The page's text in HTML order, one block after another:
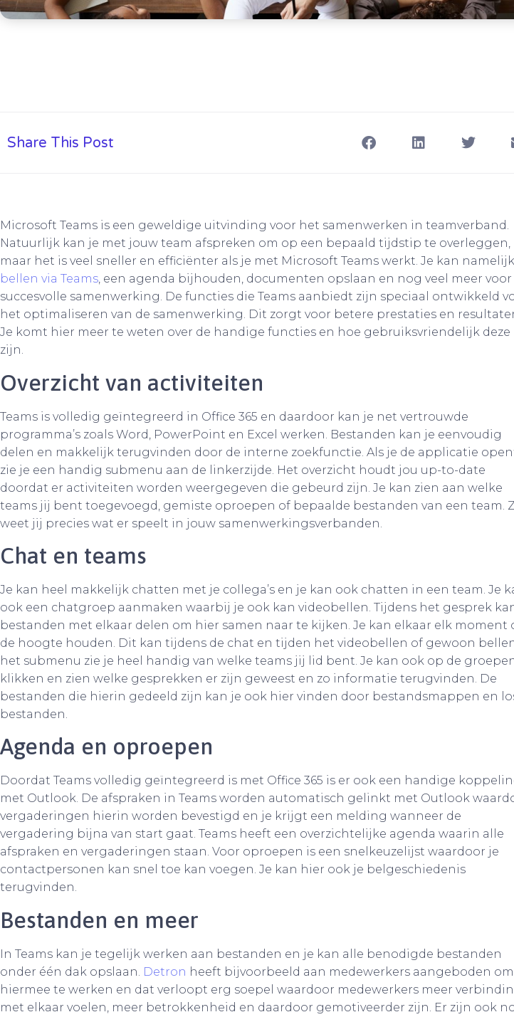
Share This Post
Microsoft Teams is een geweldige uitvinding voor het samenwerken in teamverband.
Natuurlijk kan je met jouw team afspreken om op een bepaald tijdstip te overleggen,
maar het is veel sneller en efficiënter als je met Microsoft Teams werkt. Je kan namelijk
bellen via Teams, een agenda bijhouden, documenten opslaan en nog veel meer voor
succesvolle samenwerking. De functies die Teams aanbiedt zijn speciaal ontwikkeld
het optimaliseren van de samenwerking. Dit zorgt voor betere prestaties en
Je komt hier meer te weten over de handige functies en hoe gebruiksvriendelijk deze
zijn.
Overzicht van activiteiten
Teams is volledig geïntegreerd in Office 365 en daardoor kan je net vertrouwde
programma’s zoals Word, PowerPoint en Excel werken. Bestanden kan je eenvoudig
delen en makkelijk terugvinden door de interne zoekfunctie. Als je de applicatie
zie je een handig submenu aan de linkerzijde. Het overzicht houdt jou up-to-date
doordat er activiteiten worden weergegeven die gebeurd zijn. Je kan zien aan welke
teams jij bent toegevoegd, gemiste oproepen of bepaalde bestanden van een team.
weet jij precies wat er speelt in jouw samenwerkingsverbanden.
Chat en teams
Je kan heel makkelijk chatten met je collega’s en je kan ook chatten in een team. Je
ook een chatgroep aanmaken waarbij je ook kan videobellen. Tijdens het gesprek
bestanden met elkaar delen om hier samen naar te kijken. Je kan elkaar elk moment
de hoogte houden. Dit kan tijdens de chat en tijden het videobellen of gewoon
het submenu zie je heel handig van welke teams jij lid bent. Je kan ook op de
klikken en zien welke gesprekken er zijn geweest en zo informatie terugvinden. De
bestanden die hierin gedeeld zijn kan je ook hier vinden door bestandsmappen en
bestanden.
Agenda en oproepen
Doordat Teams volledig geïntegreerd is met Office 365 is er ook een handige
met Outlook. De afspraken in Teams worden automatisch gelinkt met Outlook
vergaderingen hierin worden bevestigd en je krijgt een melding wanneer de
vergadering bijna van start gaat. Teams heeft een overzichtelijke agenda waarin alle
afspraken en vergaderingen staan. Voor oproepen is een snelkeuzelijst waardoor je
contactpersonen kan snel toe kan voegen. Je kan hier ook je belgeschiedenis
terugvinden.
Bestanden en meer
In Teams kan je tegelijk werken aan bestanden en je kan alle benodigde bestanden
onder één dak opslaan. Detron heeft bijvoorbeeld aan medewerkers aangeboden om
hiermee te werken en dat verloopt erg soepel waardoor medewerkers meer
met elkaar voelen, meer betrokkenheid en daardoor gemotiveerder zijn. Er zijn ook